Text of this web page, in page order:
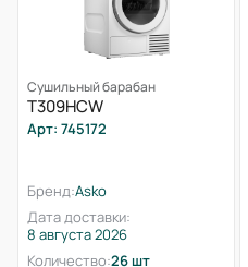
Сушильный барабан
T309HCW
Арт: 745172
Бренд:Asko
Дата доставки:
8 августа 2026
Количество:26 шт